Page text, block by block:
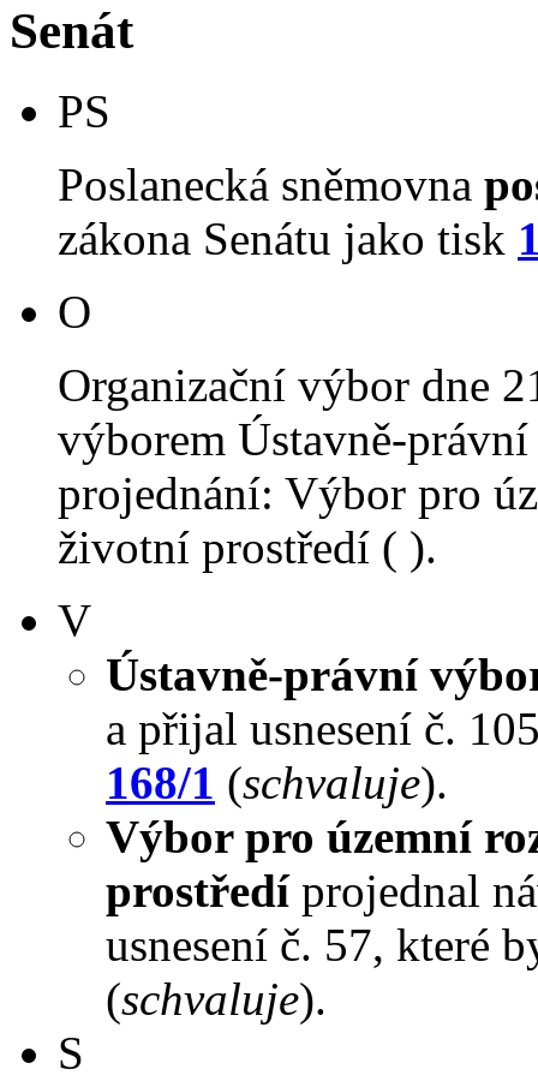
Senát
PS
Poslanecká sněmovna
zákona Senátu jako tisk
O
Organizační výbor dne
výborem Ústavně-
projednání: Výbor pro
životní prostředí ( ).
V
Ústavně-právní
a přijal usnesení č.
168/1 (schvaluje).
Výbor pro územní
prostředíprojednal
usnesení č. 57, které
(schvaluje).
S